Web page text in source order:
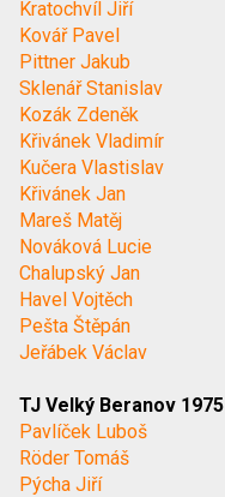
Kratochvíl Jiří
Kovář Pavel
Pittner Jakub
Sklenář Stanislav
Kozák Zdeněk
Křivánek Vladimír
Kučera Vlastislav
Křivánek Jan
Mareš Matěj
Nováková Lucie
Chalupský Jan
Havel Vojtěch
Pešta Štěpán
Jeřábek Václav
TJ Velký Beranov 1975
Pavlíček Luboš
Röder Tomáš
Pýcha Jiří